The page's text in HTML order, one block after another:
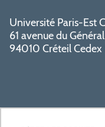
Université Paris-Est
61 avenue du
94010 Créteil Cedex